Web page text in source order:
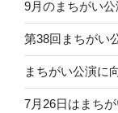
9月のまちがい
第38回まちがい
まちがい公演に
7月26日はまち